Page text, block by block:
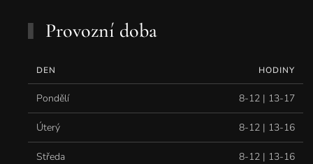
Provozní doba
DEN HODINY
Pondělí 8-12 | 13-17
Úterý 8-12 | 13-16
Středa 8-12 | 13-16